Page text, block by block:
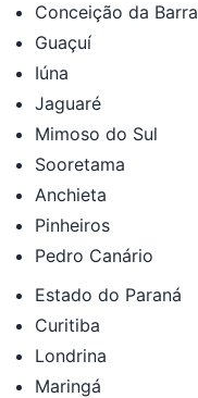
Conceição da Barra
Guaçuí
Iúna
Jaguaré
Mimoso do Sul
Sooretama
Anchieta
Pinheiros
Pedro Canário
Estado do Paraná
Curitiba
Londrina
Maringá